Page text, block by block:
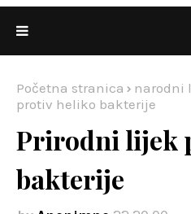
Početna stranica narodni
protiv heliko bakterije
Prirodni lijek
bakterije